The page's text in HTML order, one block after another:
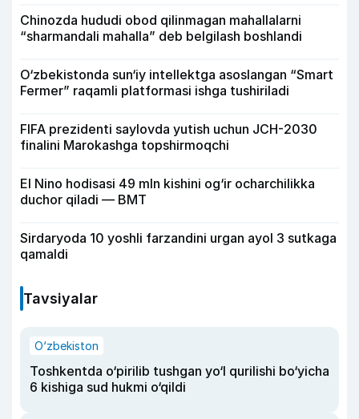
Chinozda hududi obod qilinmagan mahallalarni
“sharmandali mahalla” deb belgilash boshlandi
O‘zbekistonda sun‘iy intellektga asoslangan “Smart
Fermer” raqamli platformasi ishga tushiriladi
FIFA prezidenti saylovda yutish uchun JCH-2030
finalini Marokashga topshirmoqchi
El Nino hodisasi 49 mln kishini og‘ir ocharchilikka
duchor qiladi — BMT
Sirdaryoda 10 yoshli farzandini urgan ayol 3 sutkaga
qamaldi
Tavsiyalar
O‘zbekiston
Toshkentda o‘pirilib tushgan yo‘l qurilishi bo‘yicha
6 kishiga sud hukmi o‘qildi